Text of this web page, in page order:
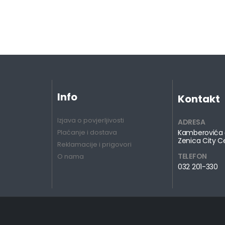
Info
Izjava o povjerljivosti
Plaćanje i dostava
Reklamacije i prigovori
O nama
Kontakt
ADRESA
Kamberovića
Zenica City
TELEFON
032 201-330